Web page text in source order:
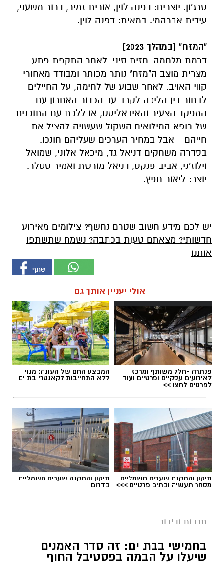
סרג'ון. יוצרים: דפנה לוין, אורית זמיר, דרור משעני,
עידית אברהמי. במאית: דפנה לוין.
"המזח" (במהלך 2023)
דרמת מלחמה. חזית סיני. לאחר התקפת פתע
מצרית מוצב ה"מזח" נותר מכותר ומבודד מאחורי
קווי האויב. לאחר שבוע של לחימה, על החיילים
לבחור בין הליכה לקרב עד הכדור האחרון עם
המפקד הצעיר והאידאליסט, או ללכת עם התוכנית
של רופא המילואים השקול שעשויה להציל את
חייהם - אבל במחיר הערכים שעליהם חונכו.
בסדרה משחקים דניאל גד, מיכאל אלוני, שמואל
וילוז'ני, אביב פנקס, דניאל מורשת ואמיר טסלר.
יוצר: ליאור חפץ.
יש לכם מידע חשוב שטרם נחשף? צילומים מאירוע
חדשותי? מצאתם טעות בכתבה? נשמח שתשתפו
אותנו
אולי יעניין אותך גם
פנתרה -חלל משותף ומרכז
לאירועים עסקיים ופרטיים ועוד
לפרטים לחצו >>
המבצע החם של העונה: מנוי
ללא התחייבות לקאנטרי בת ים
תיקון והתקנת שערים חשמליים
מסחר תעשיה ובתים פרטיים >>>
תיקון והתקנה שערים חשמליים
בדרום
תרבות ובידור
בחמישי בבת ים: זה סדר האמנים
שיעלו על הבמה בפסטיבל החוף